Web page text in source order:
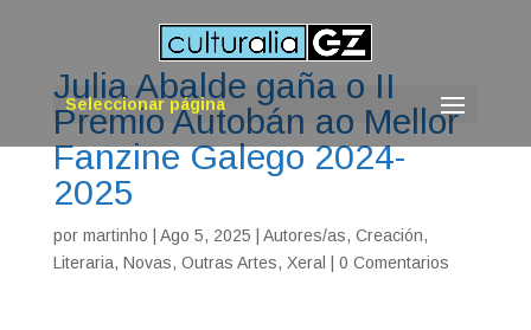
Seleccionar página
Julia Abalde gaña o II
Premio Autobán ao Mellor
Fanzine Galego 2024-
2025
por martinho Ago 5, 2025 Autores/as, Creación,
Literaria, Novas, Outras Artes, Xeral 0 Comentarios